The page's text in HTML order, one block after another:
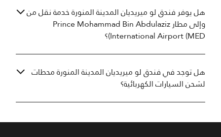
هل يوفر فندق لو ميريديان المدينة المنورة خدمة نقل من
وإلى مطار Prince Mohammad Bin Abdulaziz
International Airport (MED)؟
هل توجد في فندق لو ميريديان المدينة المنورة محطات
لشحن السيارات الكهربائية؟